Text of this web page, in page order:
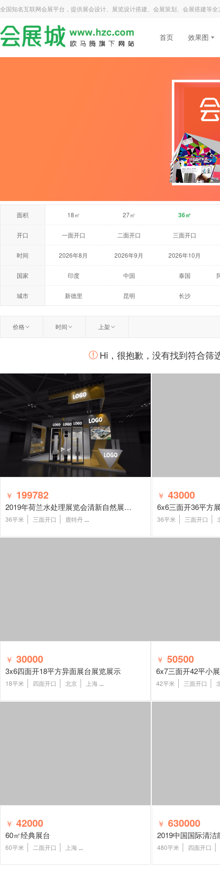
全国知名互联网会展平台，提供展会设计、展览设计搭建、会展策划、会展搭建等
首页 效果图
面积 18㎡ 27㎡ 36㎡
开口 一面开口 二面开口 三面开口
时间 2026年8月 2026年9月 2026年10月
2027年5月 2027年6月 2027年7月
国家 印度 中国 泰国
荷兰 美国 澳大利亚
城市 新德里 昆明 长沙
价格 时间 上架
Hi，很抱歉，没有找到符合筛
￥ 199782
2019年荷兰水处理展览会清新自然展台搭建设计
36平米 三面开口 鹿特丹 ...
￥ 43000
6x6三面开36平方
36平米 三面开口
￥ 30000
3x6四面开18平方异面展台展览展示
18平米 四面开口 北京 上海 ...
￥ 50500
6x7三面开42平小
42平米 三面开口
￥ 42000
60㎡经典展台
60平米 二面开口 上海 ...
￥ 630000
480平米 四面开口